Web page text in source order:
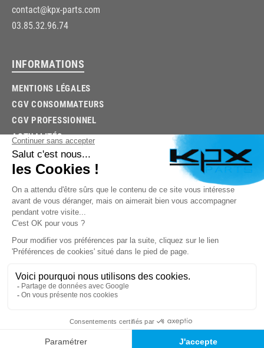
03.85.32.96.74
© 2026 -KPX PARTS- SITE CRÉÉ PARLET'S CLIC
contact@kpx-parts.com
03.85.32.96.74
INFORMATIONS
MENTIONS LÉGALES
CGV CONSOMMATEURS
CGV PROFESSIONNEL
ACTUALITÉS
TROUVEZ LA BONNE PIÈCE RAPIDEMENT
03.85.32.96.74